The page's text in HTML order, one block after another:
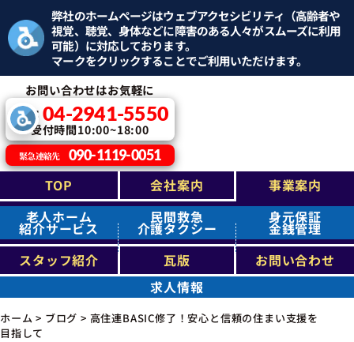
弊社のホームページはウェブアクセシビリティ（高齢者や
視覚、聴覚、身体などに障害のある人々がスムーズに利用
可能）に対応しております。
マークをクリックすることでご利用いただけます。
お問い合わせはお気軽に
TEL：04-2941-5550
受付時間10:00~18:00
緊急連絡先 090-1119-0051
TOP 会社案内
事業案内
老人ホーム
紹介サービス
民間救急
介護タクシー
身元保証
金銭管理
スタッフ紹介
瓦版
お問い合わせ
求人情報
ホーム > ブログ > 高住連BASIC修了！安心と信頼の住まい支援を
目指して